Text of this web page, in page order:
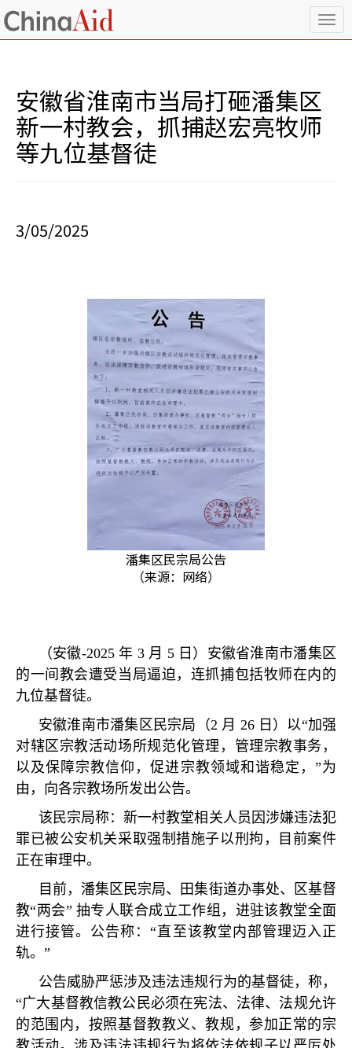
T
o
安徽省淮南市当局打砸潘集区
新一村教会，抓捕赵宏亮牧师
等九位基督徒
3/05/2025
潘集区民宗局公告
（来源：网络）
（安徽-2025年 3 月 5 日）安徽省淮南市潘集区
的一间教会遭受当局逼迫，连抓捕包括牧师在内的
九位基督徒。
安徽淮南市潘集区民宗局（2 月 26 日）以“加强
对辖区宗教活动场所规范化管理，管理宗教事务，
以及保障宗教信仰，促进宗教领域和谐稳定， ”为
由，向各宗教场所发出公告。
该民宗局称：新一村教堂相关人员因涉嫌违法犯
罪已被公安机关采取强制措施子以刑拘，目前案件
正在审理中。
目前，潘集区民宗局、田集街道办事处、区基督
教“两会”抽专人联合成立工作组，进驻该教堂全面
进行接管。公告称：“直至该教堂内部管理迈入正
轨。 ”
公告威胁严惩涉及违法违规行为的基督徒，称，
“广大基督教信教公民必须在宪法、法律、法规允许
的范围内，按照基督教教义、教规，参加正常的宗